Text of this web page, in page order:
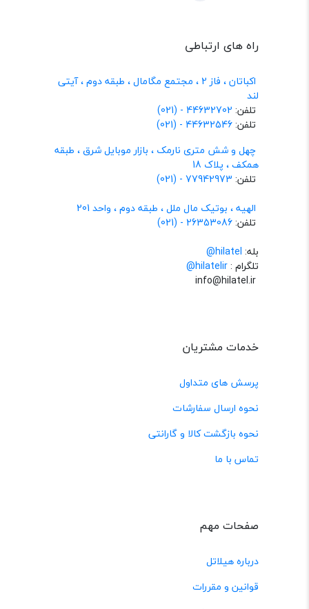
راه های ارتباطی
اکباتان ، فاز 2 ، مجتمع مگامال ، طبقه دوم ، آیتی
لند
تلفن: 44632702 - (021)
تلفن:44632546 - (021)
چهل و شش متری نارمک ، بازار موبایل شرق ، طبقه
همکف ، پلاک 18
تلفن: 77942973 - (021)
الهیه ، بوتیک مال ملل ، طبقه دوم ، واحد 201
تلفن:26353086 - (021)
بله: hilatel@
تلگرام :@hilatelir
خدمات مشتریان
پرسش های متداول
نحوه ارسال سفارشات
نحوه بازگشت کالا و گارانتی
تماس با ما
صفحات مهم
درباره هیلاتل
قوانین و مقررات